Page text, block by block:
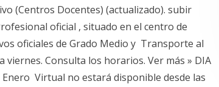
(Centros Docentes) (actualizado). subir
oficial , situado en el centro de
oficiales de Grado Medio y Transporte al
Consulta los horarios. Ver más » DIA
Enero Virtual no estará disponible desde las